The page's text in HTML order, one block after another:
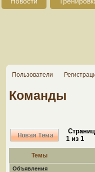
Пользователи
Команды
1 из 1
Темы
Объявления